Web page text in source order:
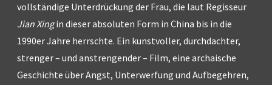
vollständige Unterdrückung der Frau, die laut Regisseur
Jian Xingin dieser absoluten Form in China bis in die
1990er Jahre herrschte. Ein kunstvoller, durchdachter,
strenger – und anstrengender – Film, eine archaische
Geschichte über Angst, Unterwerfung und Aufbegehren,